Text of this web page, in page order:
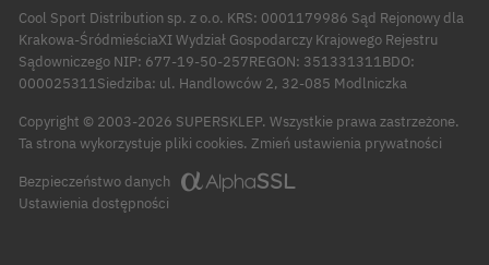
Cool Sport Distribution sp. z o.o. KRS: 0001179986 Sąd Rejonowy dla
Krakowa-ŚródmieściaXI Wydział Gospodarczy Krajowego Rejestru
Sądowniczego NIP: 677-19-50-257REGON: 351331311BDO:
000025311Siedziba: ul. Handlowców 2, 32-085 Modlniczka
Copyright © 2003-2026 SUPERSKLEP. Wszystkie prawa zastrzeżone.
Ta strona wykorzystuje pliki cookies. Zmień ustawienia prywatności
Bezpieczeństwo danych
Ustawienia dostępności